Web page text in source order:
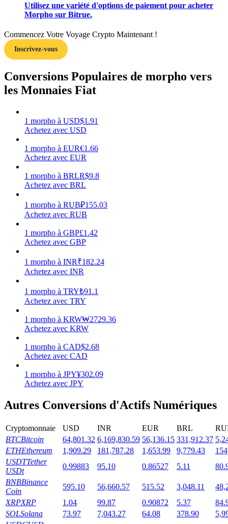
Stratégies de trading
Apprenez à rester rentable
Gagner
Cochon de puissance
Gagnez quotidiennement des récompenses compétitives
Jalonnement
Launchpool
Staking flexible pour gagner des jetons populaires
Utilisez une variété d'options de paiement pour acheter
Morpho sur Bitrue.
Commencez Votre Voyage Crypto Maintenant !
Inscrivez-vous
Conversions Populaires de morpho vers
les Monnaies Fiat
1 morpho à USD$1.91
Achetez avec USD
1 morpho à EUR€1.66
Achetez avec EUR
1 morpho à BRLR$9.8
Achetez avec BRL
1 morpho à RUB₽155.03
Achetez avec RUB
1 morpho à GBP£1.42
Achetez avec GBP
1 morpho à INR₹182.24
Achetez avec INR
1 morpho à TRY₺91.1
Achetez avec TRY
1 morpho à KRW₩2729.36
Achetez avec KRW
1 morpho à CAD$2.68
Achetez avec CAD
1 morpho à JPY¥302.09
Achetez avec JPY
Autres Conversions d'Actifs Numériques
Cryptomonnaie USD INR EUR BRL
BTCBitcoin 64,801.32 6,169,830.59 56,136.15 331,912.37
ETHEthereum 1,909.29 181,787.28 1,653.99 9,779.43
USDTTether
USDt
0.99883 95.10 0.86527 5.11
BNBBinance
Coin
595.10 56,660.57 515.52 3,048.11
XRPXRP 1.04 99.87 0.90872 5.37
SOLSolana 73.97 7,043.27 64.08 378.90